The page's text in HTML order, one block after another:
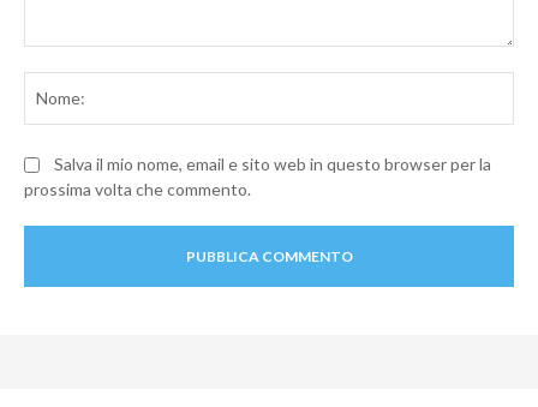
Salva il mio nome, email e sito web in questo browser per la
prossima volta che commento.